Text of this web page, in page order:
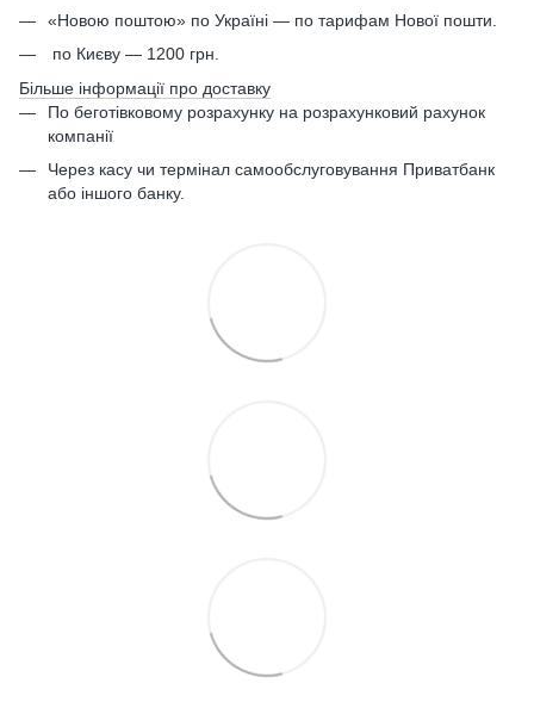
«Новою поштою» по Україні — по тарифам Нової пошти.
по Києву — 1200 грн.
Більше інформації про доставку
По беготівковому розрахунку на розрахунковий рахунок
компанії
Через касу чи термінал самообслуговування Приватбанк
або іншого банку.